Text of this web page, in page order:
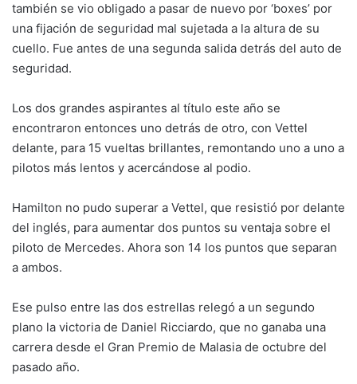
también se vio obligado a pasar de nuevo por ‘boxes’ por
una fijación de seguridad mal sujetada a la altura de su
cuello. Fue antes de una segunda salida detrás del auto de
seguridad.
Los dos grandes aspirantes al título este año se
encontraron entonces uno detrás de otro, con Vettel
delante, para 15 vueltas brillantes, remontando uno a uno a
pilotos más lentos y acercándose al podio.
Hamilton no pudo superar a Vettel, que resistió por delante
del inglés, para aumentar dos puntos su ventaja sobre el
piloto de Mercedes. Ahora son 14 los puntos que separan
a ambos.
Ese pulso entre las dos estrellas relegó a un segundo
plano la victoria de Daniel Ricciardo, que no ganaba una
carrera desde el Gran Premio de Malasia de octubre del
pasado año.